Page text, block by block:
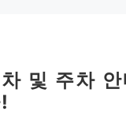
및 주차 안